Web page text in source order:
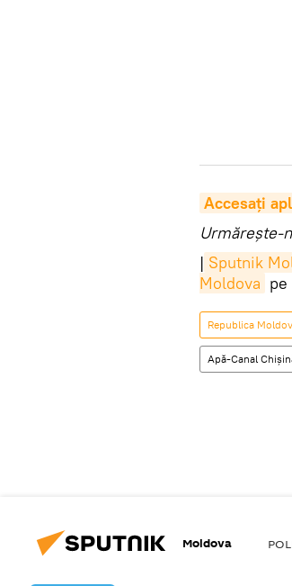
Accesaţi
Urmărește-
| Sputnik
Moldova pe
Republica
Apă-Canal
Moldova